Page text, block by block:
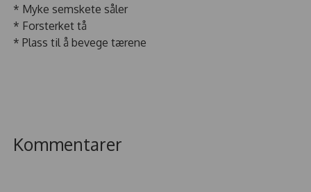
* Myke semskete såler
* Forsterket tå
* Plass til å bevege tærene
Kommentarer